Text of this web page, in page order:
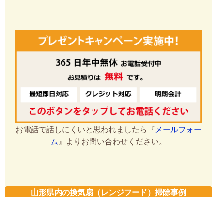
お電話で話しにくいと思われましたら『 メールフォー
ム 』よりお問い合わせください。
山形県内の換気扇（レンジフード）掃除事例